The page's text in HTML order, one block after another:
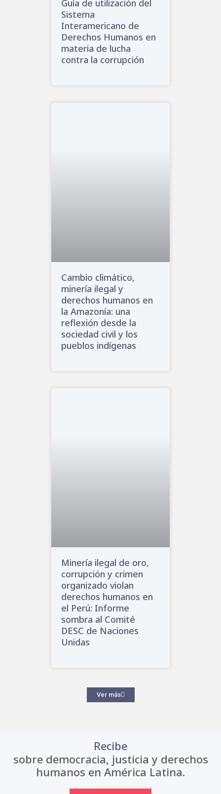
Guía de utilización del
Sistema
Interamericano de
Derechos Humanos en
materia de lucha
contra la corrupción
Cambio climático,
minería ilegal y
derechos humanos en
la Amazonía: una
reflexión desde la
sociedad civil y los
pueblos indígenas
Minería ilegal de oro,
corrupción y crimen
organizado violan
derechos humanos en
el Perú: Informe
sombra al Comité
DESC de Naciones
Unidas
Ver más
Recibe
sobre democracia, justicia y derechos
humanos en América Latina.